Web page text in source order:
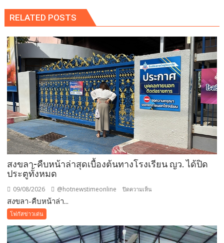
RELATED POSTS
สงขลา-คืบหน้าล่าสุดเบื้องต้นทางโรงเรียน ญว. ได้ปิด
ประตูทั้งหมด
09/08/2026 @hotnewstimeonline ปิดความเห็น
ล่าสุด
สงขลา-คืบหน้าล่า...
โฟกัสข่าวเด่น